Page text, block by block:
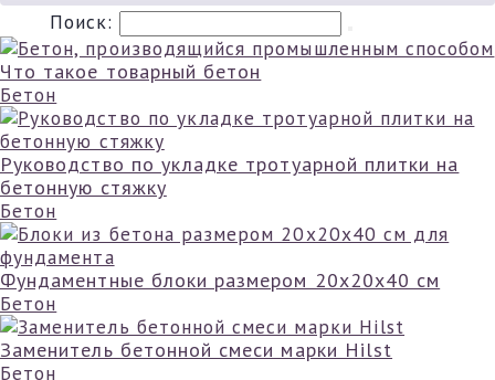
Поиск:
Что такое товарный бетон
Бетон
Руководство по укладке тротуарной плитки на
бетонную стяжку
Бетон
Фундаментные блоки размером 20х20х40 см
Бетон
Заменитель бетонной смеси марки Hilst
Бетон